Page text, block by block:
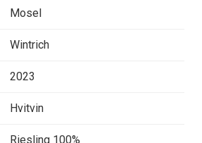
Mosel
Wintrich
2023
Hvitvin
Riesling 100%